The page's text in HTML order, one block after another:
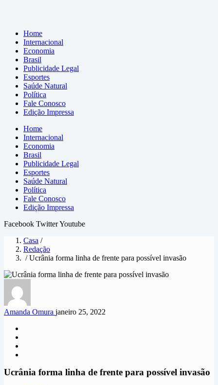
Home
Internacional
Economia
Brasil
Publicidade Legal
Esportes
Saúde Natural
Política
Fale Conosco
Edição Impressa
Home
Internacional
Economia
Brasil
Publicidade Legal
Esportes
Saúde Natural
Política
Fale Conosco
Edição Impressa
Facebook TwitterYoutube
Casa /
Redação
/ Ucrânia forma linha de frente para possível invasão
Amanda Omura janeiro 25, 2022
Ucrânia forma linha de frente para possível invasão